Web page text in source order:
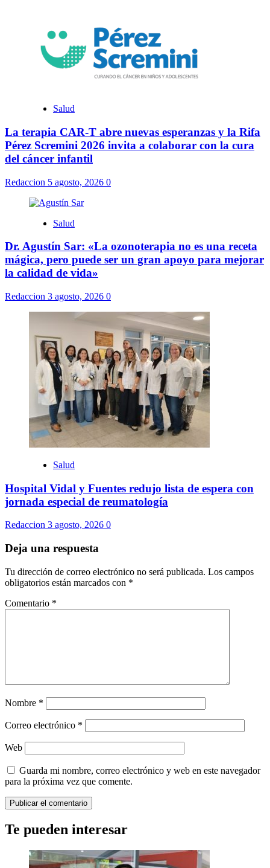
Salud
La terapia CAR-T abre nuevas esperanzas y la Rifa
Pérez Scremini 2026 invita a colaborar con la cura
del cáncer infantil
Redaccion 5 agosto, 2026 0
Salud
Dr. Agustín Sar: «La ozonoterapia no es una receta
mágica, pero puede ser un gran apoyo para mejorar
la calidad de vida»
Redaccion 3 agosto, 2026 0
Salud
Hospital Vidal y Fuentes redujo lista de espera con
jornada especial de reumatología
Redaccion 3 agosto, 2026 0
Deja una respuesta
Tu dirección de correo electrónico no será publicada. Los campos
obligatorios están marcados con *
Comentario *
Nombre *
Correo electrónico *
Web
Guarda mi nombre, correo electrónico y web en este navegador
para la próxima vez que comente.
Te pueden interesar